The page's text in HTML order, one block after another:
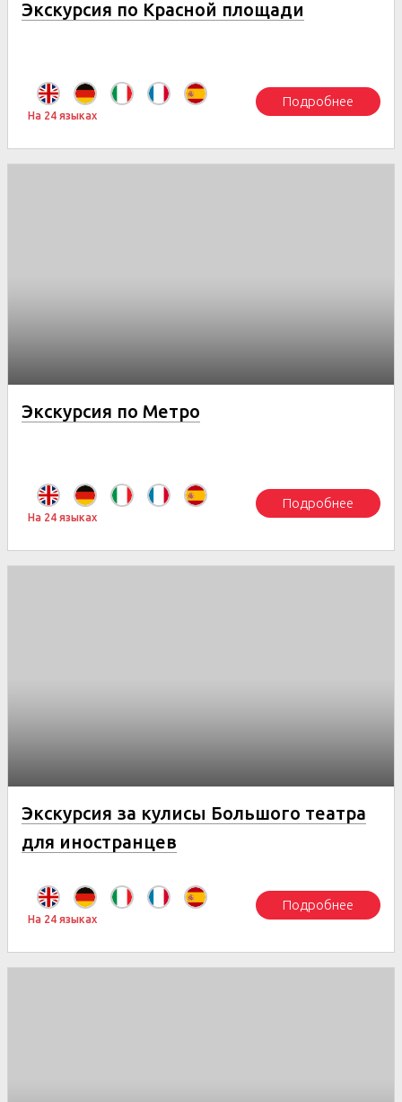
Экскурсия по Красной площади
На 24 языках
Подробнее
Экскурсия по Метро
На 24 языках
Подробнее
Экскурсия за кулисы Большого театра
для иностранцев
На 24 языках
Подробнее